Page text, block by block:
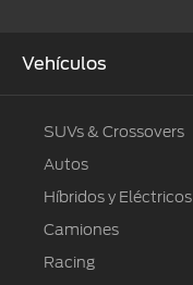
Vehículos
SUVs & Crossovers
Autos
Híbridos y Eléctricos
Camiones
Racing